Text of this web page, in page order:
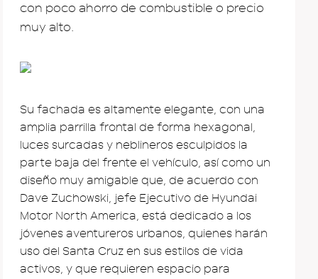
con poco ahorro de combustible o precio
muy alto.
Su fachada es altamente elegante, con una
amplia parrilla frontal de forma hexagonal,
luces surcadas y neblineros esculpidos la
parte baja del frente el vehículo, así como un
diseño muy amigable que, de acuerdo con
Dave Zuchowski, jefe Ejecutivo de Hyundai
Motor North America, está dedicado a los
jóvenes aventureros urbanos, quienes harán
uso del Santa Cruz en sus estilos de vida
activos, y que requieren espacio para